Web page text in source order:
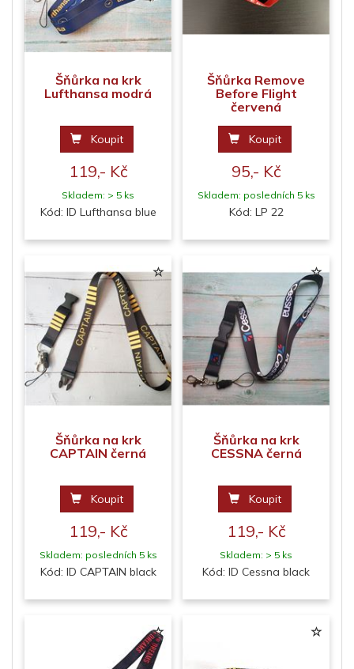
Šňůrka na krk
Lufthansa modrá
Koupit
119,- Kč
Skladem: > 5 ks
Kód: ID Lufthansa blue
Šňůrka Remove
Before Flight
červená
Koupit
95,- Kč
Skladem: posledních 5 ks
Kód: LP 22
Šňůrka na krk
CAPTAIN černá
Koupit
119,- Kč
Skladem: posledních 5 ks
Kód: ID CAPTAIN black
Šňůrka na krk
CESSNA černá
Koupit
119,- Kč
Skladem: > 5 ks
Kód: ID Cessna black